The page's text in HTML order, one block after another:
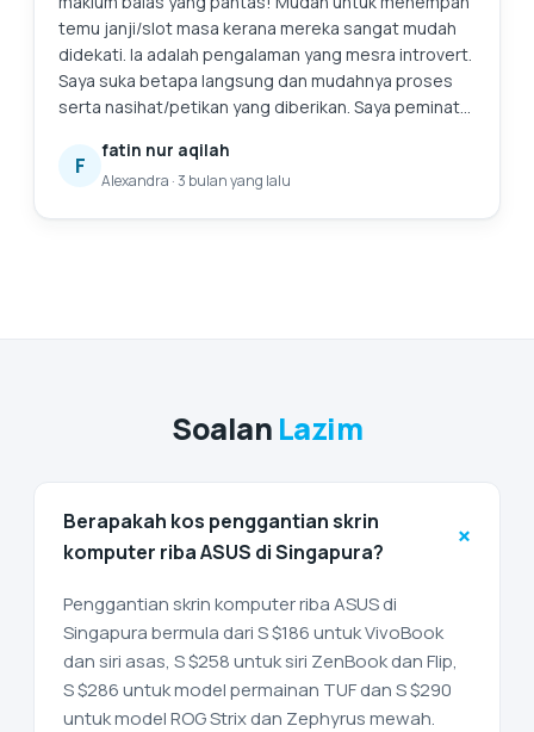
temu janji/slot masa kerana mereka sangat mudah
didekati. Ia adalah pengalaman yang mesra introvert.
Saya suka betapa langsung dan mudahnya proses
serta nasihat/petikan yang diberikan. Saya peminat
perkhidmatan untuk menggantikan bateri komputer
riba saya, dan saya sangat gembira kerana telah
F
fatin nur aqilah
Alexandra ·3 bulan yang lalu
Soalan Lazim
Berapakah kos penggantian skrin
komputer riba ASUS di Singapura?
+
Penggantian skrin komputer riba ASUS di
Singapura bermula dari S $186 untuk VivoBook
dan siri asas, S $258 untuk siri ZenBook dan Flip,
S $286 untuk model permainan TUF dan S $290
untuk model ROG Strix dan Zephyrus mewah.